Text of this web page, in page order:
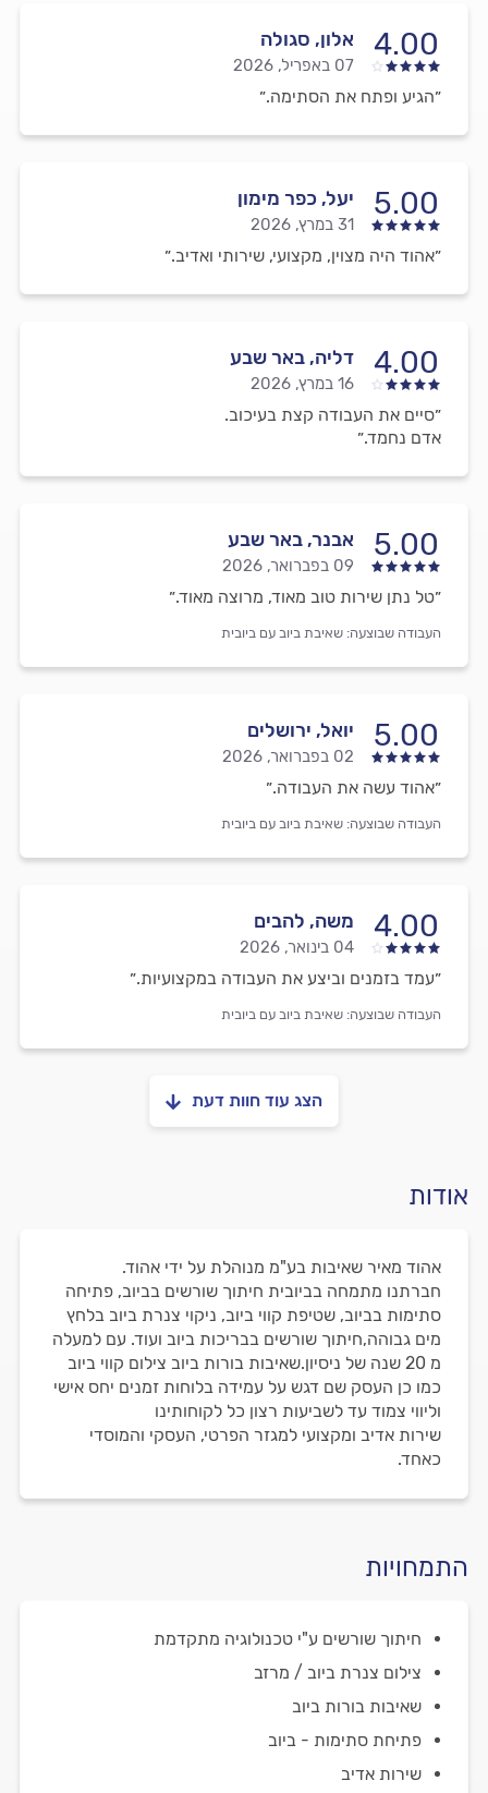
4.00 אלון, סגולה
07 באפריל, 2026
״הגיע ופתח את הסתימה.״
5.00 יעל, כפר מימון
31 במרץ, 2026
״אהוד היה מצוין, מקצועי, שירותי ואדיב.״
4.00 דליה, באר שבע
16 במרץ, 2026
״סיים את העבודה קצת בעיכוב.
אדם נחמד.״
5.00 אבנר, באר שבע
09 בפברואר, 2026
״טל נתן שירות טוב מאוד, מרוצה מאוד.״
העבודה שבוצעה: שאיבת ביוב עם ביובית
5.00 יואל, ירושלים
02 בפברואר, 2026
״אהוד עשה את העבודה.״
העבודה שבוצעה: שאיבת ביוב עם ביובית
4.00 משה, להבים
04 בינואר, 2026
״עמד בזמנים וביצע את העבודה במקצועיות.״
העבודה שבוצעה: שאיבת ביוב עם ביובית
הצג עוד חוות דעת
אודות
אהוד מאיר שאיבות בע"מ מנוהלת על ידי אהוד.
חברתנו מתמחה בביובית חיתוך שורשים בביוב, פתיחה
סתימות בביוב, שטיפת קווי ביוב, ניקוי צנרת ביוב בלחץ
מים גבוהה,חיתוך שורשים בבריכות ביוב ועוד. עם למעלה
מ 20 שנה של ניסיון.שאיבות בורות ביוב צילום קווי ביוב
כמו כן העסק שם דגש על עמידה בלוחות זמנים יחס אישי
וליווי צמוד עד לשביעות רצון כל לקוחותינו
שירות אדיב ומקצועי למגזר הפרטי, העסקי והמוסדי
כאחד.
התמחויות
חיתוך שורשים ע"י טכנולוגיה מתקדמת
צילום צנרת ביוב / מרזב
שאיבות בורות ביוב
פתיחת סתימות - ביוב
שירות אדיב